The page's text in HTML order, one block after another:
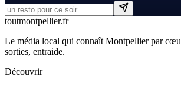
toutmontpellier.fr
Le média local qui connaît Montpellier par
sorties, entraide.
Découvrir